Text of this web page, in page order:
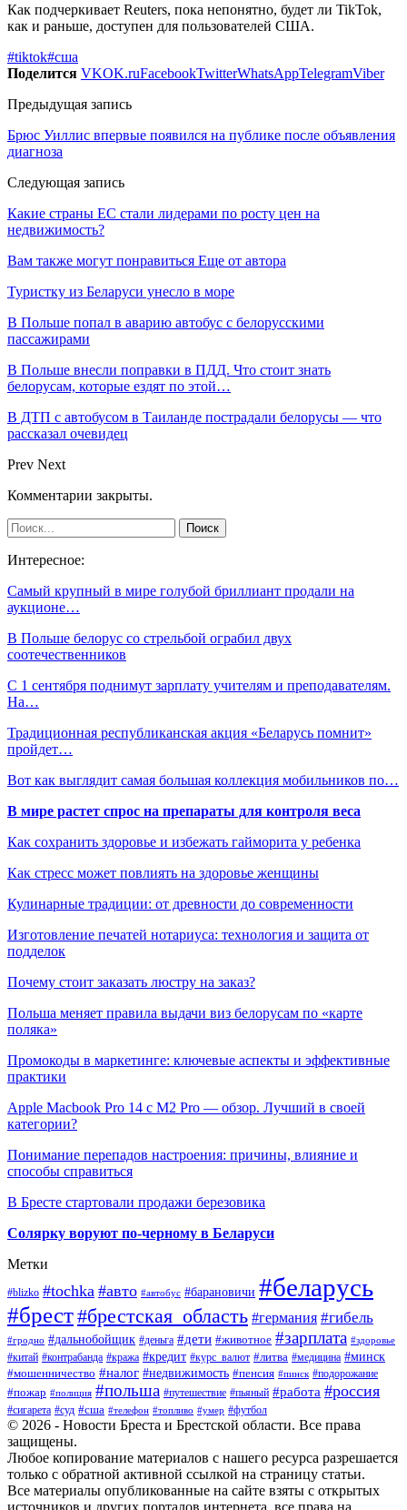
Как подчеркивает Reuters, пока непонятно, будет ли TikTok,
как и раньше, доступен для пользователей США.
#tiktok#сша
Поделится VKOK.ruFacebookTwitterWhatsAppTelegramViber
Предыдущая запись
Брюс Уиллис впервые появился на публике после объявления
диагноза
Следующая запись
Какие страны ЕС стали лидерами по росту цен на
недвижимость?
Вам также могут понравиться Еще от автора
Туристку из Беларуси унесло в море
В Польше попал в аварию автобус с белорусскими
пассажирами
В Польше внесли поправки в ПДД. Что стоит знать
белорусам, которые ездят по этой…
В ДТП с автобусом в Таиланде пострадали белорусы — что
рассказал очевидец
Prev Next
Комментарии закрыты.
Интересное:
Самый крупный в мире голубой бриллиант продали на
аукционе…
В Польше белорус со стрельбой ограбил двух
соотечественников
С 1 сентября поднимут зарплату учителям и преподавателям.
На…
Традиционная республиканская акция «Беларусь помнит»
пройдет…
Вот как выглядит самая большая коллекция мобильников по…
В мире растет спрос на препараты для контроля веса
Как сохранить здоровье и избежать гайморита у ребенка
Как стресс может повлиять на здоровье женщины
Кулинарные традиции: от древности до современности
Изготовление печатей нотариуса: технология и защита от
подделок
Почему стоит заказать люстру на заказ?
Польша меняет правила выдачи виз белорусам по «карте
поляка»
Промокоды в маркетинге: ключевые аспекты и эффективные
практики
Apple Macbook Pro 14 с M2 Pro — обзор. Лучший в своей
категории?
Понимание перепадов настроения: причины, влияние и
способы справиться
В Бресте стартовали продажи березовика
Солярку воруют по-черному в Беларуси
Метки
#blizko #tochka #авто #автобус #барановичи #беларусь
#брест#брестская_область #германия #гибель
#гродно #дальнобойщик #деньга #дети #животное #зарплата #здоровье
#китай #контрабанда #кража #кредит #курс_валют #литва #медицина #минск
#мошенничество #налог #недвижимость #пенсия #пинск #подорожание
#пожар #полиция #польша #путешествие #пьяный #работа #россия
#сигарета #суд #сша #телефон #топливо #умер #футбол
© 2026 - Новости Бреста и Брестской области. Все права
защищены.
Любое копирование материалов с нашего ресурса разрешается
только с обратной активной ссылкой на страницу статьи.
Все материалы опубликованные на сайте взяты с открытых
источников и других порталов интернета, все права на